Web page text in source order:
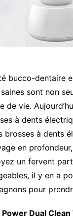
bucco-dentaire
sont non
de vie.
à dents
à dents
en
un fervent
il y en a
pour
Dual